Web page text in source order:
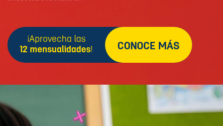
¡Aprovecha las
12 mensualidades! CONOCE MÁS